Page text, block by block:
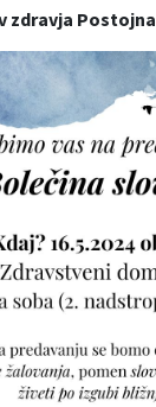
zdravja Postojna